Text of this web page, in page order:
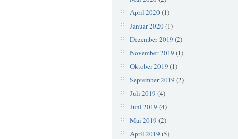
April 2020(1)
Januar 2020(1)
Dezember 2019 (2)
November 2019 (1)
Oktober 2019 (1)
September 2019 (2)
Juli 2019 (4)
Juni 2019 (4)
Mai 2019 (2)
April 2019 (5)